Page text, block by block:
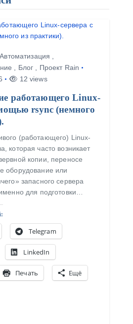
Автоматизация
Блог
Проект Rain
12 views
работающего Linux-
rsync (немного
(работающего) Linux-
которая часто возникает
копии, переносе
оборудование или
запасного сервера
для подготовки…
Telegram
LinkedIn
Печать Ещё